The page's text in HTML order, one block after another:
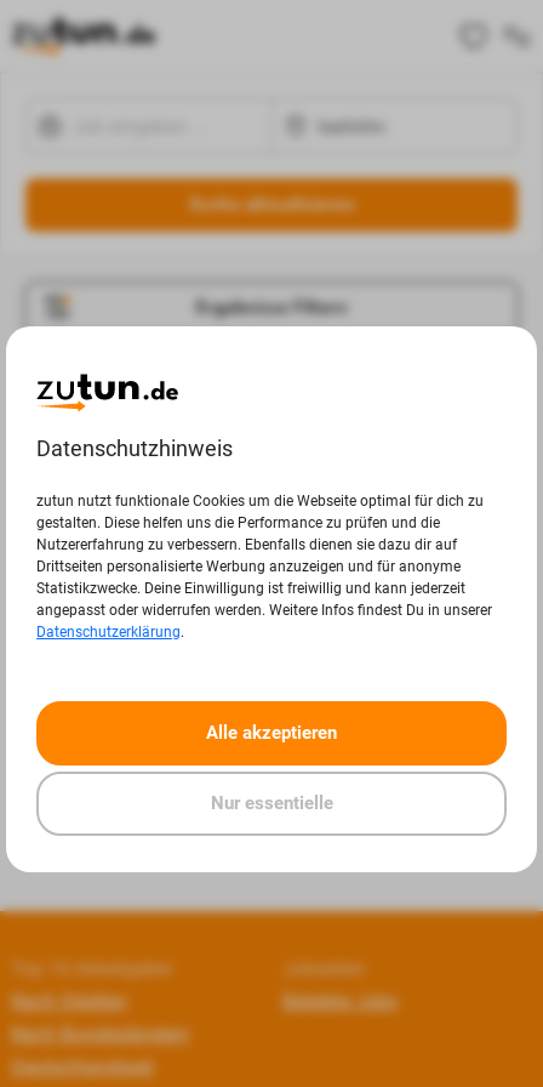
Suche aktualisieren
Ergebnisse Filtern
Jobangebote
Ergebnisse.
« »
Top 10 Arbeitgeber
Nach Städten
Nach Bundesländern
Deutschlandweit
Jobseiten
Beliebte Jobs
Datenschutzhinweis
zutun nutzt funktionale Cookies um die Webseite optimal für dich zu
gestalten. Diese helfen uns die Performance zu prüfen und die
Nutzererfahrung zu verbessern. Ebenfalls dienen sie dazu dir auf
Drittseiten personalisierte Werbung anzuzeigen und für anonyme
Statistikzwecke. Deine Einwilligung ist freiwillig und kann jederzeit
angepasst oder widerrufen werden. Weitere Infos findest Du in unserer
Datenschutzerklärung.
Alle akzeptieren
Nur essentielle